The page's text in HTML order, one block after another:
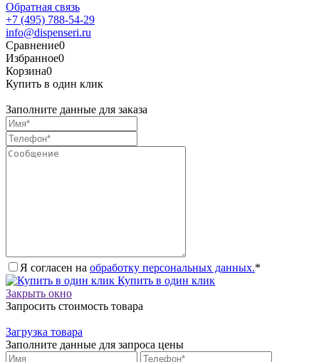
Обратная связь
+7 (495) 788-54-29
info@dispenseri.ru
Сравнение0
Избранное0
Корзина0
Купить в один клик
Заполните данные для заказа
Я согласен на обработку персональных данных.*
Купить в один клик
Закрыть окно
Запросить стоимость товара
Загрузка товара
Заполните данные для запроса цены